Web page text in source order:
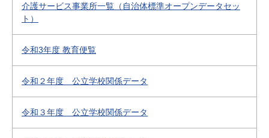
介護サービス事業所一覧（自治体標準オープンデータセッ
ト）
令和3年度 教育便覧
令和２年度 公立学校関係データ
令和３年度 公立学校関係データ